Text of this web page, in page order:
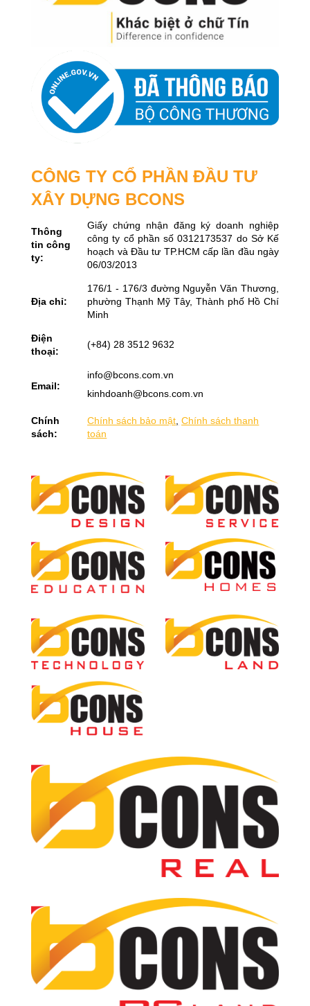
CÔNG TY CỔ PHẦN ĐẦU TƯ
XÂY DỰNG BCONS
Thông
tin công
ty:
Giấy chứng nhận đăng ký doanh nghiệp
công ty cổ phần số 0312173537 do Sở Kế
hoạch và Đầu tư TP.HCM cấp lần đầu ngày
06/03/2013
Địa chỉ:
176/1 - 176/3 đường Nguyễn Văn Thương,
phường Thạnh Mỹ Tây, Thành phố Hồ Chí
Minh
Điện
thoại:
(+84) 28 3512 9632
Email:
info@bcons.com.vn
kinhdoanh@bcons.com.vn
Chính
sách:
Chính sách bảo mật Chính sách thanh
toán